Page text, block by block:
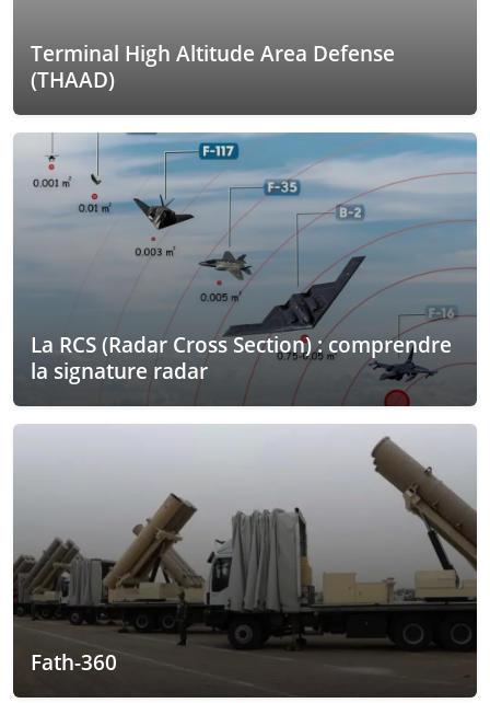
Terminal High Altitude Area Defense
(THAAD)
La RCS (Radar Cross Section) : comprendre
la signature radar
Fath-360